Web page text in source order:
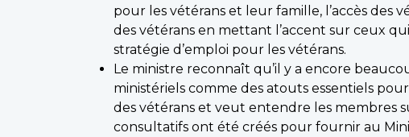
pour les vétérans et leur famille, l’accès des
des vétérans en mettant l’accent sur ceux
stratégie d’emploi pour les vétérans.
Le ministre reconnaît qu’il y a encore
ministériels comme des atouts essentiels
des vétérans et veut entendre les membres
consultatifs ont été créés pour fournir au